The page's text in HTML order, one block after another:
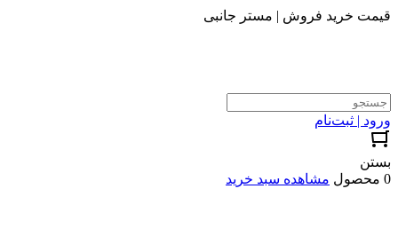
قیمت خرید فروش | مستر جانبی
ورود | ثبت‌نام
بستن
0 محصول
مشاهده سبد خرید